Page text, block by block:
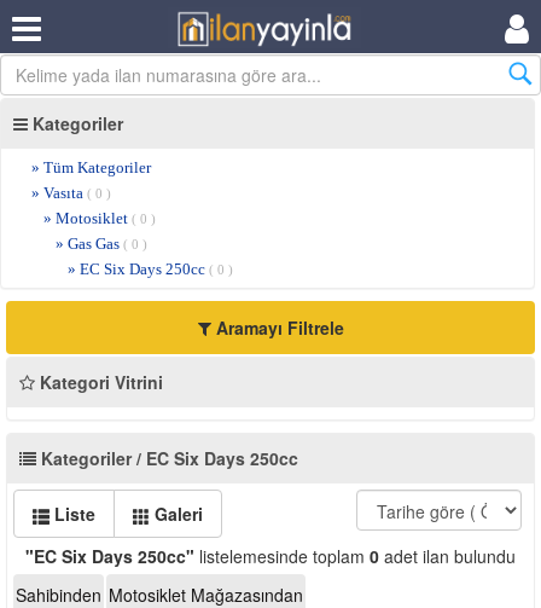
Kategoriler
» Tüm Kategoriler
» Vasıta ( 0 )
» Motosiklet ( 0 )
» Gas Gas ( 0 )
» EC Six Days 250cc ( 0 )
Aramayı Filtrele
Kategori Vitrini
Kategoriler / EC Six Days 250cc
Liste
Galeri
"EC Six Days 250cc" listelemesinde toplam 0 adet ilan bulundu
Sahibinden Motosiklet Mağazasından